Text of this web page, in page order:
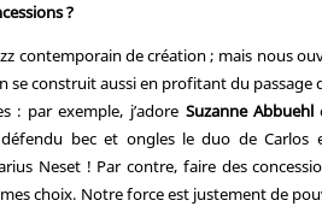
?
contemporain de création ; mais nous
se construit aussi en profitant du passage
: par exemple, j’adore Suzanne Abbuehl
bec et ongles le duo de Carlos
Neset ! Par contre, faire des
choix. Notre force est justement de